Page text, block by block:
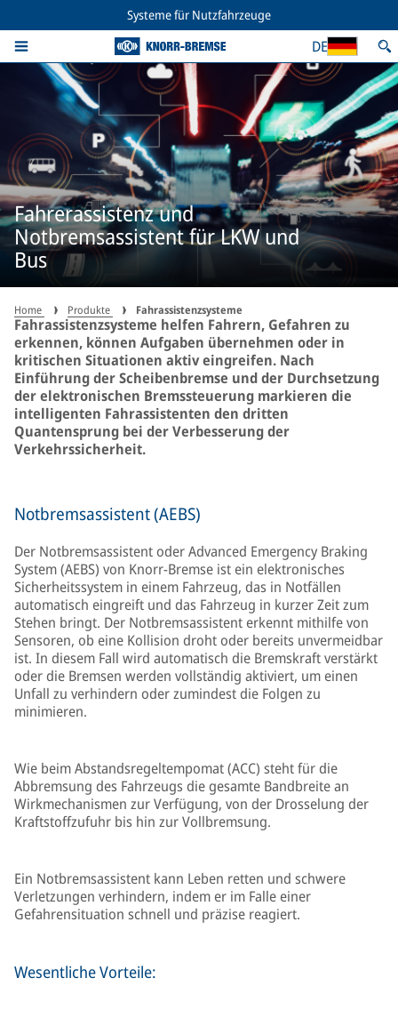
Systeme für Nutzfahrzeuge
DE
Fahrerassistenz und
Notbremsassistent für LKW und
Bus
Home Produkte Fahrassistenzsysteme
Fahrassistenzsysteme helfen Fahrern, Gefahren zu
erkennen, können Aufgaben übernehmen oder in
kritischen Situationen aktiv eingreifen. Nach
Einführung der Scheibenbremse und der Durchsetzung
der elektronischen Bremssteuerung markieren die
intelligenten Fahrassistenten den dritten
Quantensprung bei der Verbesserung der
Verkehrssicherheit.
Notbremsassistent (AEBS)
Der Notbremsassistent oder Advanced Emergency Braking
System (AEBS) von Knorr-Bremse ist ein elektronisches
Sicherheitssystem in einem Fahrzeug, das in Notfällen
automatisch eingreift und das Fahrzeug in kurzer Zeit zum
Stehen bringt. Der Notbremsassistent erkennt mithilfe von
Sensoren, ob eine Kollision droht oder bereits unvermeidbar
ist. In diesem Fall wird automatisch die Bremskraft verstärkt
oder die Bremsen werden vollständig aktiviert, um einen
Unfall zu verhindern oder zumindest die Folgen zu
minimieren.
Wie beim Abstandsregeltempomat (ACC) steht für die
Abbremsung des Fahrzeugs die gesamte Bandbreite an
Wirkmechanismen zur Verfügung, von der Drosselung der
Kraftstoffzufuhr bis hin zur Vollbremsung.
Ein Notbremsassistent kann Leben retten und schwere
Verletzungen verhindern, indem er im Falle einer
Gefahrensituation schnell und präzise reagiert.
Wesentliche Vorteile: